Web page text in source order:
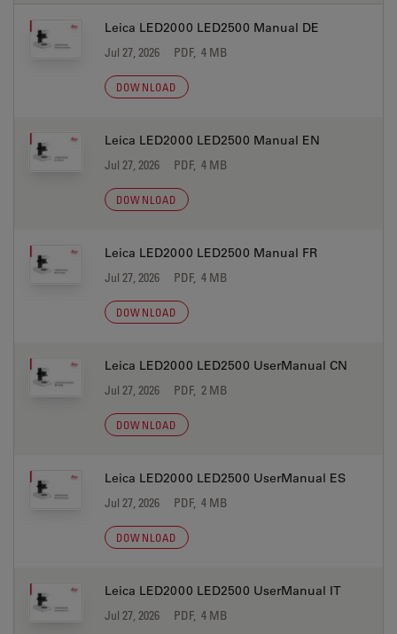
Leica LED2000 LED2500 Manual DE
Jul 27, 2026 PDF, 4 MB
DOWNLOAD
Leica LED2000 LED2500 Manual EN
Jul 27, 2026 PDF, 4 MB
DOWNLOAD
Leica LED2000 LED2500 Manual FR
Jul 27, 2026 PDF, 4 MB
DOWNLOAD
Leica LED2000 LED2500 UserManual CN
Jul 27, 2026 PDF, 2 MB
DOWNLOAD
Leica LED2000 LED2500 UserManual ES
Jul 27, 2026 PDF, 4 MB
DOWNLOAD
Leica LED2000 LED2500 UserManual IT
Jul 27, 2026 PDF, 4 MB